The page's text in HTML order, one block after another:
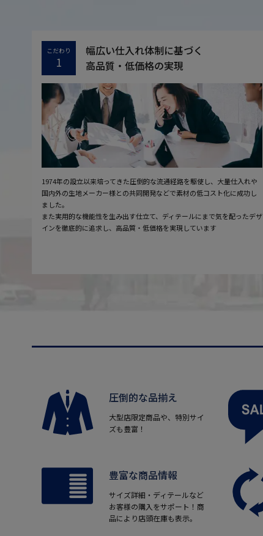
こだわり
1
幅広い仕入れ体制に基づく
高品質・低価格の実現
1974年の設立以来培ってきた圧倒的な流通経路を駆使し、大量仕入れや
国内外の生地メーカー様との共同開発などで素材の低コスト化に成功し
ました。
また実用的な機能性を生み出す仕立て、ディテールにまで気を配ったデザ
インを徹底的に追求し、高品質・低価格を実現しています
圧倒的な品揃え
大型店限定商品や、特別サイ
ズも豊富！
豊富な商品情報
サイズ詳細・ディテールなど
お客様の購入をサポート！商
品により店頭在庫も表示。